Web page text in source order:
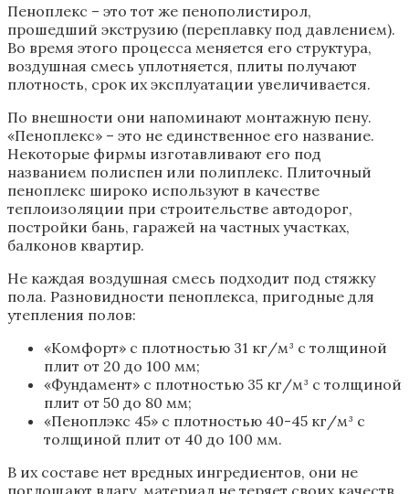
Пеноплекс – это тот же пенополистирол,
прошедший экструзию (переплавку под давлением).
Во время этого процесса меняется его структура,
воздушная смесь уплотняется, плиты получают
плотность, срок их эксплуатации увеличивается.
По внешности они напоминают монтажную пену.
«Пеноплекс» – это не единственное его название.
Некоторые фирмы изготавливают его под
названием полиспен или полиплекс. Плиточный
пеноплекс широко используют в качестве
теплоизоляции при строительстве автодорог,
постройки бань, гаражей на частных участках,
балконов квартир.
Не каждая воздушная смесь подходит под стяжку
пола. Разновидности пеноплекса, пригодные для
утепления полов:
«Комфорт» с плотностью 31 кг/м³ с толщиной
плит от 20 до 100 мм;
«Фундамент» с плотностью 35 кг/м³ с толщиной
плит от 50 до 80 мм;
«Пеноплэкс 45» с плотностью 40-45 кг/м³ с
толщиной плит от 40 до 100 мм.
В их составе нет вредных ингредиентов, они не
поглощают влагу, материал не теряет своих качеств